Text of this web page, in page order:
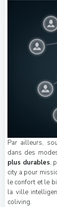
Par ailleurs,
dans des
plus durables,
city a pour
le confort et le
la ville
coliving.